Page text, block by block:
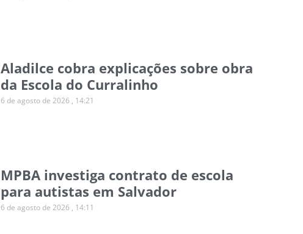
Aladilce cobra explicações sobre obra
da Escola do Curralinho
6 de agosto de 2026 14:21
MPBA investiga contrato de escola
para autistas em Salvador
6 de agosto de 2026 14:11